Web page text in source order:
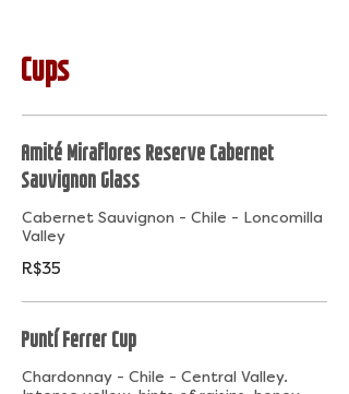
Cups
Amité Miraflores Reserve Cabernet
Sauvignon Glass
Cabernet Sauvignon - Chile - Loncomilla
Valley
R$35
Puntí Ferrer Cup
Chardonnay - Chile - Central Valley.